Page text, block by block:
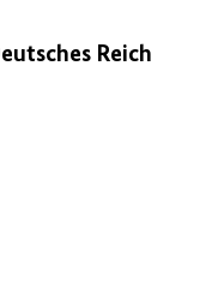
Reich